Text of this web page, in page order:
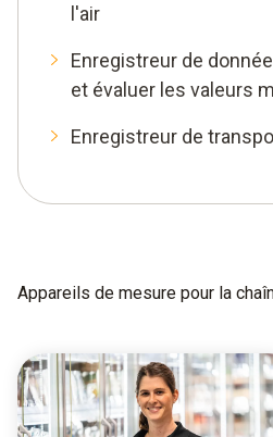
l'air
Enregistreur de
et évaluer les valeurs
Enregistreur de
Appareils de mesure pour la